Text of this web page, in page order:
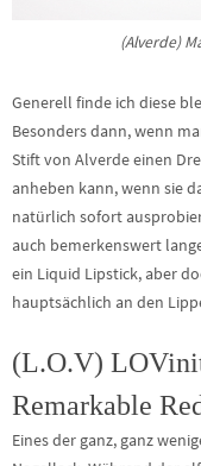
(Alverde)
Generell finde ich diese
Besonders dann, wenn
Stift von Alverde einen
anheben kann, wenn sie
natürlich sofort
auch bemerkenswert
ein Liquid Lipstick, aber
hauptsächlich an den
(L.O.V)
Remarkable
Eines der ganz, ganz